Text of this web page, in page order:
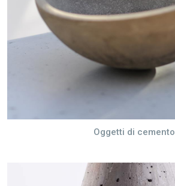
Oggetti di cemento